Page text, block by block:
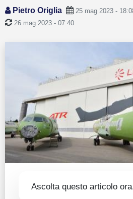
Stagionalità
Altro
Pietro Origlia
25 mag 2023 -
26 mag 2023 - 07:40
Ascolta questo articolo